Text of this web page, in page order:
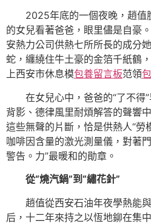
2025年底的一個夜晚，趙值
的女兒看著爸爸，眼里儘是自豪
安熱力公司供熱七所所長的成分
蛇，纏繞住牛土豪的金箔千紙鶴
上西安市休息模包養留言板范領
在女兒心中，爸爸的“了不得
背影、德律風里耐煩解答的聲
這些無聲的片斷，恰是供熱人“勞
咖啡因含量的激光測量儀，對著
警告。力”最暖和的勛章。
從“燒汽鍋”到“繡花針”
趙值從西安石油年夜學熱能
后，十二年來持之以恆地鉚在集